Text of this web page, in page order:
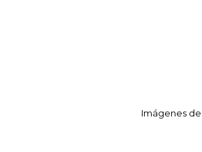
Imágenes